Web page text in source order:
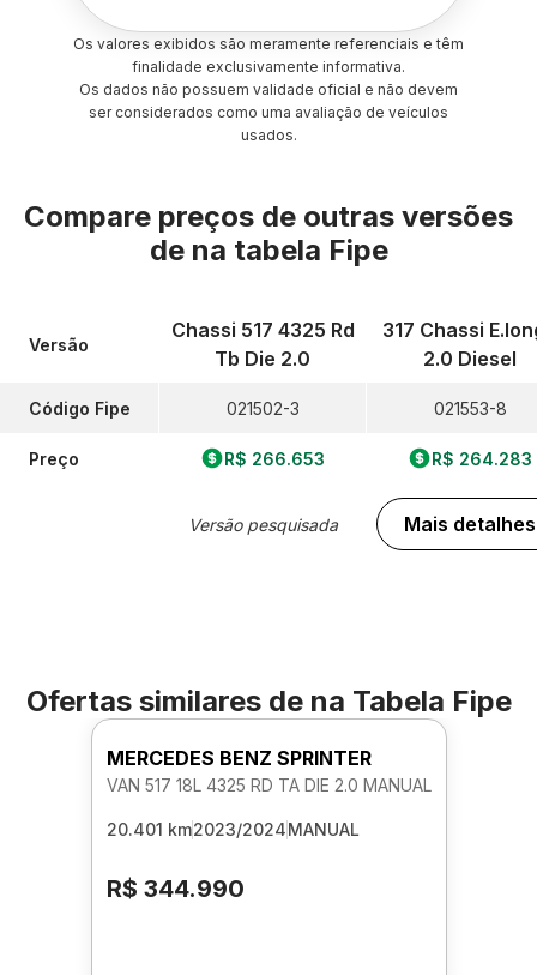
Os valores exibidos são meramente referenciais e têm
finalidade exclusivamente informativa.
Os dados não possuem validade oficial e não devem
ser considerados como uma avaliação de veículos
usados.
Compare preços de outras versões
de na tabela Fipe
Versão
Código Fipe
Preço
Chassi 517 4325 Rd
Tb Die 2.0
021502-3
R$ 266.653
Versão pesquisada
317 Chassi
2.0 Diesel
021553-8
R$ 264.283
Mais detalhes
Ofertas similares de na Tabela Fipe
MERCEDES BENZ SPRINTER
VAN 517 18L 4325 RD TA DIE 2.0 MANUAL
20.401 km2023/2024MANUAL
R$ 344.990